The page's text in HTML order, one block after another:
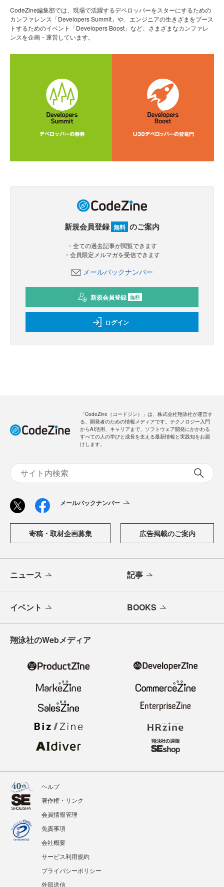
CodeZine編集部では、現場で活躍するデベロッパーをスターにするための
カンファレンス「Developers Summit」や、エンジニアの生きざまをブース
トするためのイベント「Developers Boost」など、さまざまなカンファレ
ンスを企画・運営しています。
新規会員登録 無料 のご案内
・全ての過去記事が閲覧できます
・会員限定メルマガを受信できます
メールバックナンバー
新規会員登録 無料
ログイン
「CodeZine（コードジン）」は、株式会社翔泳社が運営す
る、開発者のための情報メディアです。テクノロジー入門
からAI活用、キャリアまで、ソフトウェア開発にかかわる
すべての人の学びと成長を支える最新情報と実践知をお届
けします。
メールバックナンバー
寄稿・取材企画募集 広告掲載のご案内
ニュース 記事
イベント BOOKS
翔泳社のWebメディア
ヘルプ
著作権・リンク
会員情報管理
免責事項
会社概要
サービス利用規約
プライバシーポリシー
外部送信